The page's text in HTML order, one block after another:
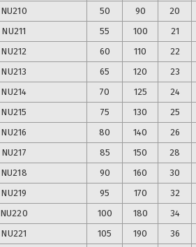
NU210 50 90 20
NU211 55 100 21
NU212 60 110 22
NU213 65 120 23
NU214 70 125 24
NU215 75 130 25
NU216 80 140 26
NU217 85 150 28
NU218 90 160 30
NU219 95 170 32
NU220 100 180 34
NU221 105 190 36